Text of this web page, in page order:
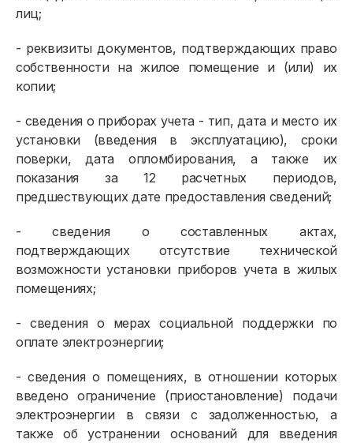
лиц;
- реквизиты документов, подтверждающих право
собственности на жилое помещение и (или) их
копии;
- сведения о приборах учета - тип, дата и место их
установки (введения в эксплуатацию), сроки
поверки, дата опломбирования, а также их
показания за 12 расчетных периодов,
предшествующих дате предоставления сведений;
- сведения о составленных актах,
подтверждающих отсутствие технической
возможности установки приборов учета в жилых
помещениях;
- сведения о мерах социальной поддержки по
оплате электроэнергии;
- сведения о помещениях, в отношении которых
введено ограничение (приостановление) подачи
электроэнергии в связи с задолженностью, а
также об устранении оснований для введения